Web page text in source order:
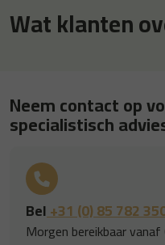
Wat klanten
Neem contact op
specialistisch
Bel+31 (0) 85 782
Morgen bereikbaar